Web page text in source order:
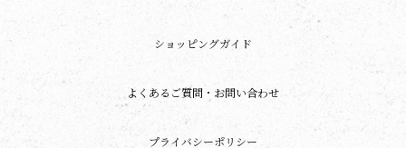
ショッピングガイド
よくあるご質問・お問い合わせ
プライバシーポリシー